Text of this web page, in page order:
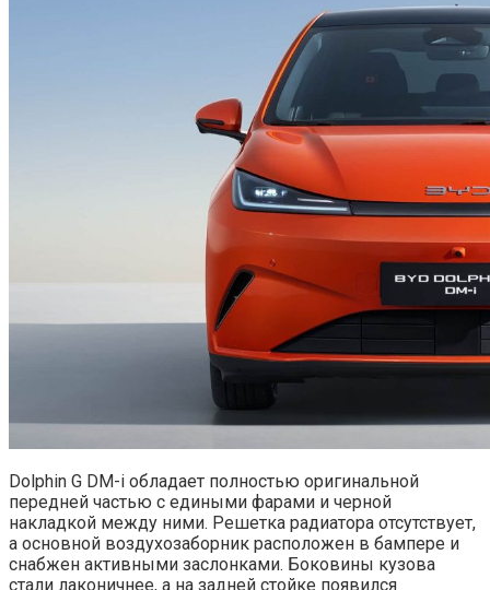
Dolphin G DM-i обладает полностью оригинальной
передней частью с едиными фарами и черной
накладкой между ними. Решетка радиатора отсутствует,
а основной воздухозаборник расположен в бампере и
снабжен активными заслонками. Боковины кузова
стали лаконичнее, а на задней стойке появился